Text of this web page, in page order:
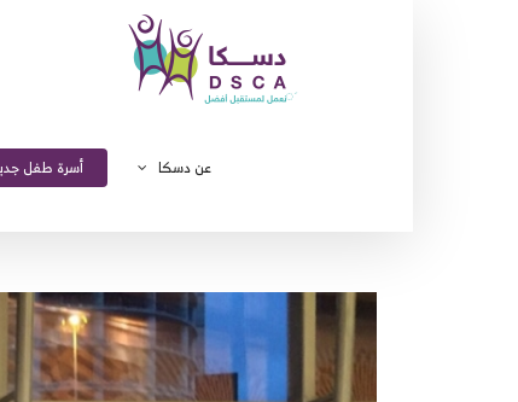
عن دسكا أسرة طفل
مشاهدة
صورة
أكبر